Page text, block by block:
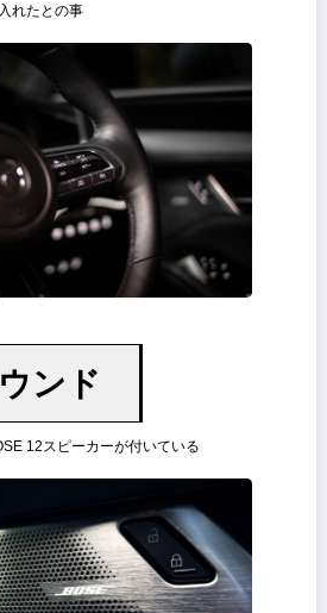
立体的で凝っている